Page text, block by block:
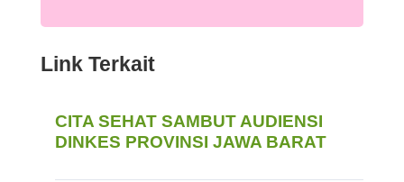
Link Terkait
CITA SEHAT SAMBUT AUDIENSI
DINKES PROVINSI JAWA BARAT